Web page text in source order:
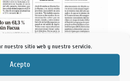
nuestro sitio web y nuestro servicio.
Acepto
DE LA LUZ